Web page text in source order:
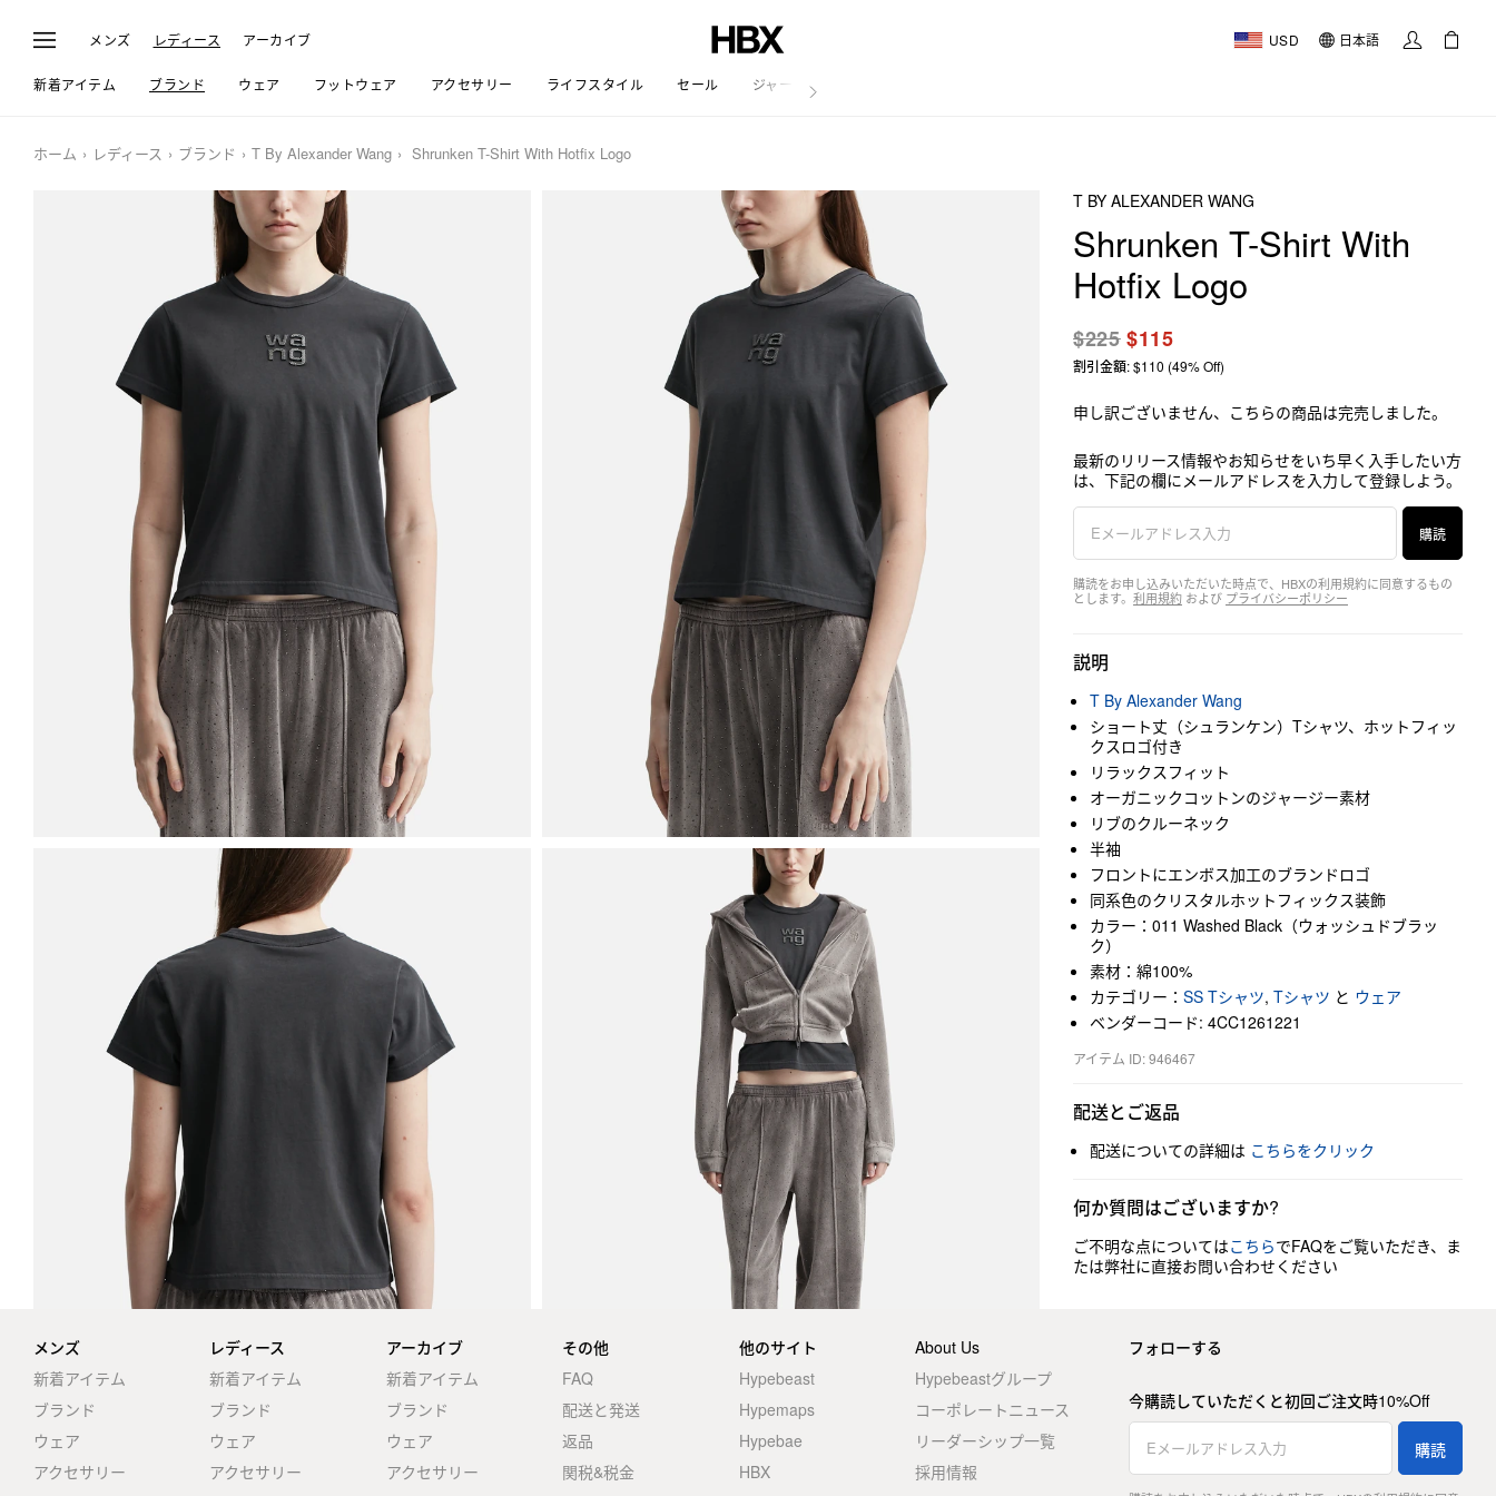
メンズ レディース アーカイブ USD 日本語
新着アイテム ブランド ウェア フットウェア アクセサリー ライフスタイル セール ジャーナル
ホーム レディース ブランド T By Alexander Wang Shrunken T-Shirt With Hotfix Logo
T BY ALEXANDER WANG
Shrunken T-Shirt With
Hotfix Logo
$225$115
割引金額: $110 (49% Off)
申し訳ございません、こちらの商品は完売しました。
最新のリリース情報やお知らせをいち早く入手したい方
は、下記の欄にメールアドレスを入力して登録しよう。
購読
購読をお申し込みいただいた時点で、HBXの利用規約に同意するもの
とします。 利用規約 および プライバシーポリシー
説明
T By Alexander Wang
ショート丈（シュランケン）Tシャツ、ホットフィッ
クスロゴ付き
リラックスフィット
オーガニックコットンのジャージー素材
リブのクルーネック
半袖
フロントにエンボス加工のブランドロゴ
同系色のクリスタルホットフィックス装飾
カラー：011 Washed Black（ウォッシュドブラッ
ク）
素材：綿100%
カテゴリー： SS Tシャツ, Tシャツ と ウェア
ベンダーコード: 4CC1261221
アイテム ID: 946467
配送とご返品
配送についての詳細は こちらをクリック
何か質問はございますか?
ご不明な点についてはこちらでFAQをご覧いただき、ま
たは弊社に直接お問い合わせください
メンズ
新着アイテム
ブランド
ウェア
アクセサリー
レディース
新着アイテム
ブランド
ウェア
アクセサリー
アーカイブ
新着アイテム
ブランド
ウェア
アクセサリー
その他
FAQ
配送と発送
返品
関税&税金
他のサイト
Hypebeast
Hypemaps
Hypebae
HBX
About Us
Hypebeastグループ
コーポレートニュース
リーダーシップ一覧
採用情報
フォローする
今購読していただくと初回ご注文時10%Off
購読